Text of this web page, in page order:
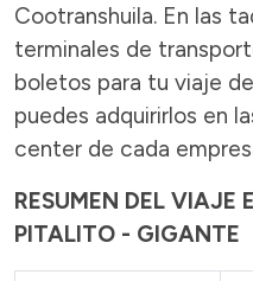
Cootranshuila. En las
terminales de
boletos para tu viaje
puedes adquirirlos en
center de cada
RESUMEN DEL VIAJE
PITALITO - GIGANTE